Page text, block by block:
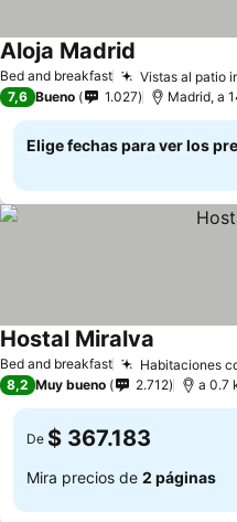
Bed and breakfast Vistas al patio
Aloja Madrid
7,6 Bueno 1.027 Madrid, a
Elige fechas para ver los
Bed and breakfast Habitaciones
Hostal Miralva
8,2 Muy bueno 2.712 a 0.7
De $ 367.183
Mira precios de 2 páginas